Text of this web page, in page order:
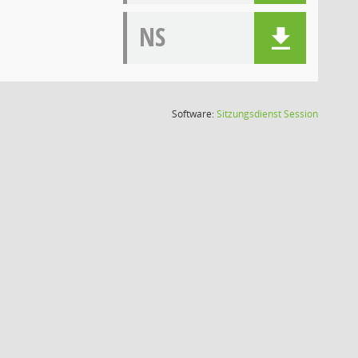
NS
Software:SitzungsdienstSession(Wird in